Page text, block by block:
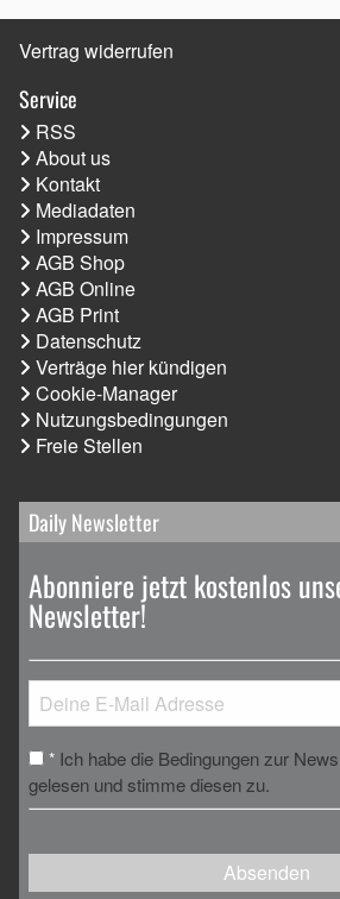
Vertrag widerrufen
Service
RSS
About us
Kontakt
Mediadaten
Impressum
AGB Shop
AGB Online
AGB Print
Datenschutz
Verträge hier kündigen
Cookie-Manager
Nutzungsbedingungen
Freie Stellen
Daily Newsletter
Abonniere jetzt kostenlos
Newsletter!
* Ich habe die Bedingungen zur
gelesen und stimme diesen zu.
Absenden